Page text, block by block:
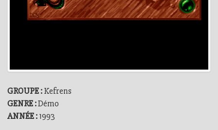
GROUPE :Kefrens
GENRE :Démo
ANNÉE :1993